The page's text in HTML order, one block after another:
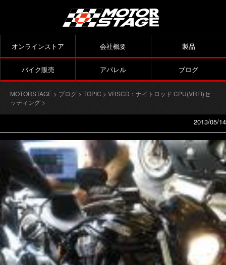
オンラインストア 会社概要 製品
バイク販売 アパレル ブログ
MOTORSTAGE > ブログ > TOPIC > VRSCD：ナイトロッド CPU(VRFI)セ
ッティング >
2013/05/14